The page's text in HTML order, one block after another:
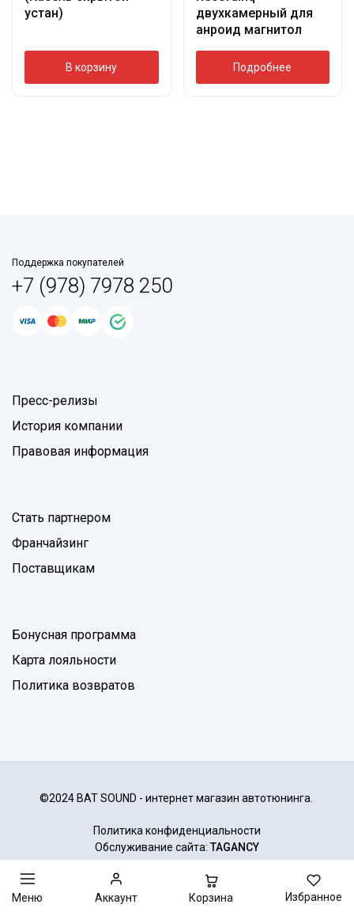
устан)
В корзину
двухкамерный для
анроид магнитол
Подробнее
Поддержка покупателей
+7 (978) 7978 250
Пресс-релизы
История компании
Правовая информация
Стать партнером
Франчайзинг
Поставщикам
Бонусная программа
Карта лояльности
Политика возвратов
©2024 BAT SOUND - интернет магазин автотюнинга.
Политика конфиденциальности
Обслуживание сайта: TAGANCY
Меню Аккаунт Корзина Избранное